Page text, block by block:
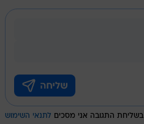
בשליחת התגובה אני מסכים לתנאי השימוש